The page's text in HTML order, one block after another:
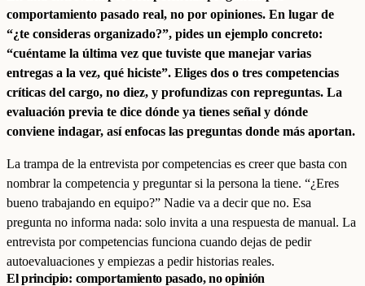
comportamiento pasado real, no por opiniones. En lugar de
“¿te consideras organizado?”, pides un ejemplo concreto:
“cuéntame la última vez que tuviste que manejar varias
entregas a la vez, qué hiciste”. Eliges dos o tres competencias
críticas del cargo, no diez, y profundizas con repreguntas. La
evaluación previa te dice dónde ya tienes señal y dónde
conviene indagar, así enfocas las preguntas donde más aportan.
La trampa de la entrevista por competencias es creer que basta con
nombrar la competencia y preguntar si la persona la tiene. “¿Eres
bueno trabajando en equipo?” Nadie va a decir que no. Esa
pregunta no informa nada: solo invita a una respuesta de manual. La
entrevista por competencias funciona cuando dejas de pedir
autoevaluaciones y empiezas a pedir historias reales.
El principio: comportamiento pasado, no opinión